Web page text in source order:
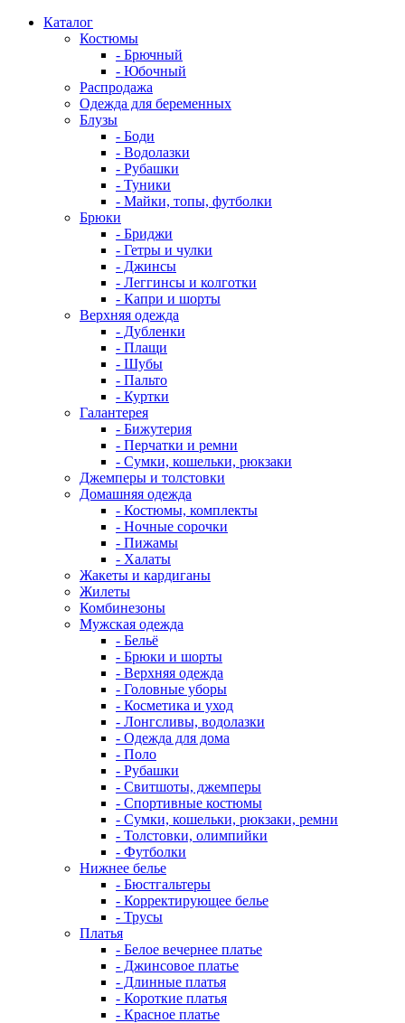
Каталог
Костюмы
- Брючный
- Юбочный
Распродажа
Одежда для беременных
Блузы
- Боди
- Водолазки
- Рубашки
- Туники
- Майки, топы, футболки
Брюки
- Бриджи
- Гетры и чулки
- Джинсы
- Леггинсы и колготки
- Капри и шорты
Верхняя одежда
- Дубленки
- Плащи
- Шубы
- Пальто
- Куртки
Галантерея
- Бижутерия
- Перчатки и ремни
- Сумки, кошельки, рюкзаки
Джемперы и толстовки
Домашняя одежда
- Костюмы, комплекты
- Ночные сорочки
- Пижамы
- Халаты
Жакеты и кардиганы
Жилеты
Комбинезоны
Мужская одежда
- Бельё
- Брюки и шорты
- Верхняя одежда
- Головные уборы
- Косметика и уход
- Лонгсливы, водолазки
- Одежда для дома
- Поло
- Рубашки
- Свитшоты, джемперы
- Спортивные костюмы
- Сумки, кошельки, рюкзаки, ремни
- Толстовки, олимпийки
- Футболки
Нижнее белье
- Бюстгальтеры
- Корректирующее белье
- Трусы
Платья
- Белое вечернее платье
- Джинсовое платье
- Длинные платья
- Короткие платья
- Красное платье